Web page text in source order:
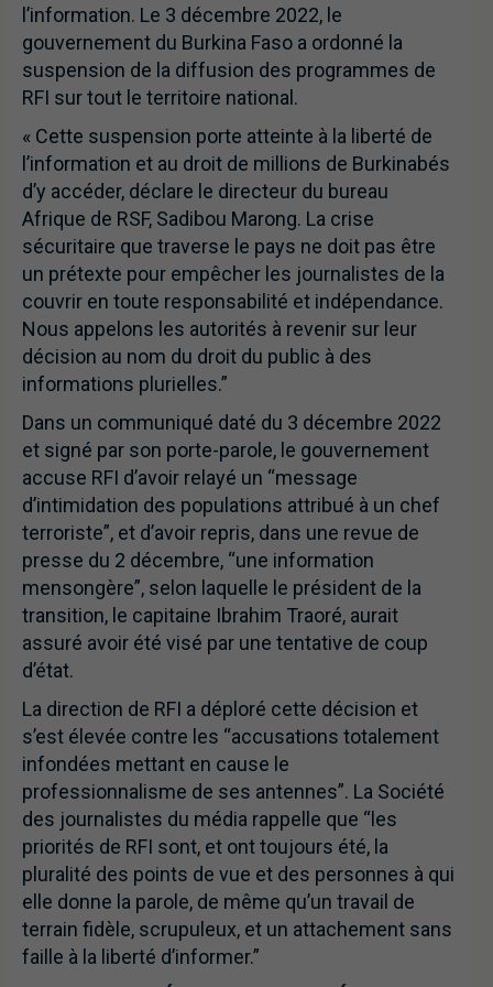
l’information. Le 3 décembre 2022, le
gouvernement du Burkina Faso a ordonné la
suspension de la diffusion des programmes de
RFI sur tout le territoire national.
« Cette suspension porte atteinte à la liberté de
l’information et au droit de millions de Burkinabés
d’y accéder, déclare le directeur du bureau
Afrique de RSF, Sadibou Marong. La crise
sécuritaire que traverse le pays ne doit pas être
un prétexte pour empêcher les journalistes de la
couvrir en toute responsabilité et indépendance.
Nous appelons les autorités à revenir sur leur
décision au nom du droit du public à des
informations plurielles.”
Dans un communiqué daté du 3 décembre 2022
et signé par son porte-parole, le gouvernement
accuse RFI d’avoir relayé un “message
d’intimidation des populations attribué à un chef
terroriste”, et d’avoir repris, dans une revue de
presse du 2 décembre, “une information
mensongère”, selon laquelle le président de la
transition, le capitaine Ibrahim Traoré, aurait
assuré avoir été visé par une tentative de coup
d’état.
La direction de RFI a déploré cette décision et
s’est élevée contre les “accusations totalement
infondées mettant en cause le
professionnalisme de ses antennes”. La Société
des journalistes du média rappelle que “les
priorités de RFI sont, et ont toujours été, la
pluralité des points de vue et des personnes à qui
elle donne la parole, de même qu’un travail de
terrain fidèle, scrupuleux, et un attachement sans
faille à la liberté d’informer.”